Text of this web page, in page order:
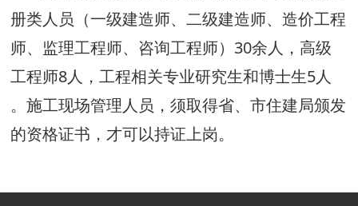
册类人员（一级建造师、二级建造师、造价工程
师、监理工程师、咨询工程师）30余人，高级
工程师8人，工程相关专业研究生和博士生5人
。施工现场管理人员，须取得省、市住建局颁发
的资格证书，才可以持证上岗。